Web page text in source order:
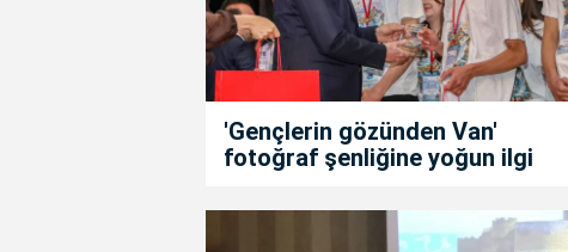
'Gençlerin gözünden Van'
fotoğraf şenliğine yoğun ilgi